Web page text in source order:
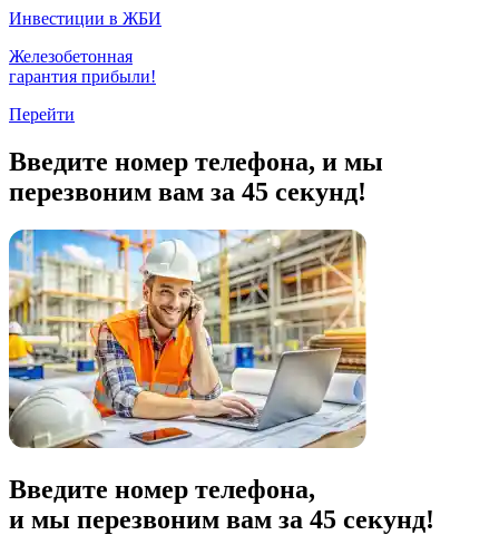
Инвестиции в ЖБИ
Железобетонная
гарантия прибыли!
Перейти
Введите номер телефона, и мы
перезвоним вам за 45 секунд!
Введите номер телефона,
и мы перезвоним вам за 45 секунд!